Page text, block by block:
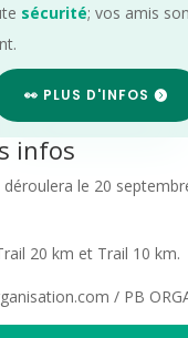
sécurité; vos amis
👀 PLUS D'INFOS
infos
déroulera le 20
20 km et Trail 10 km.
/ PB